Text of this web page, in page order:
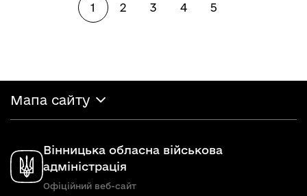
1 2 3 4 5
Мапа сайту
Вінницька обласна військова
адміністрація
Офіційний веб-сайт